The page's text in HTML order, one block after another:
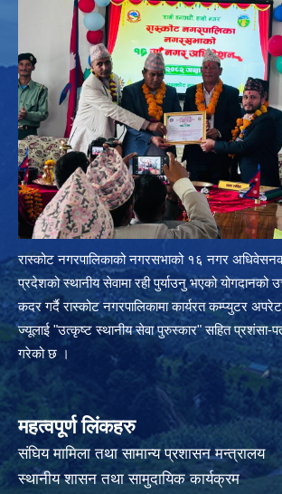
रास्कोट नगरपालिकाको नगरसभाको १६ नगर
प्रदेशको स्थानीय सेवामा रही पुर्याउनु भएको
कदर गर्दै रास्कोट नगरपालिकामा कार्यरत कम्प्युटर
ज्यूलाई "उत्कृष्ट स्थानीय सेवा पुरुस्कार" सहित प्रशंसा-
गरेको छ ।
महत्वपूर्ण लिंकहरु
संघिय मामिला तथा सामान्य प्रशासन मन्त्रालय
स्थानीय शासन तथा सामुदायिक कार्यक्रम